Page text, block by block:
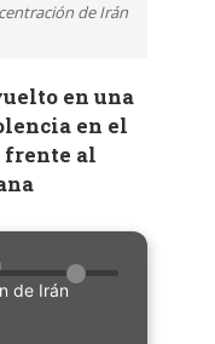
de Irán
en una
en el
frente al
de Irán